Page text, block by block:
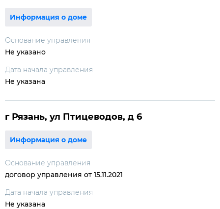
Информация о доме
Основание управления
Не указано
Дата начала управления
Не указана
г Рязань, ул Птицеводов, д 6
Информация о доме
Основание управления
договор управления от 15.11.2021
Дата начала управления
Не указана